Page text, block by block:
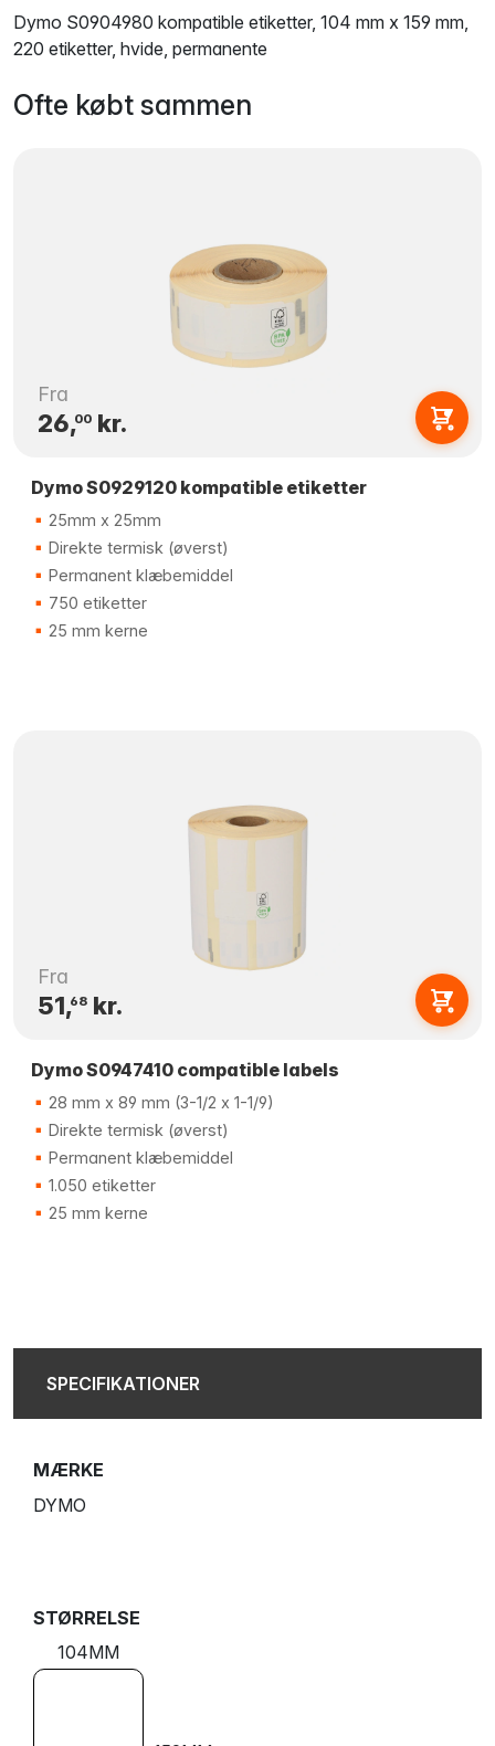
Dymo S0904980 kompatible etiketter, 104 mm x 159 mm,
220 etiketter, hvide, permanente
Ofte købt sammen
Fra
26,00kr.
Dymo S0929120 kompatible etiketter
25mm x 25mm
Direkte termisk (øverst)
Permanent klæbemiddel
750 etiketter
25 mm kerne
Fra
51,68kr.
Dymo S0947410 compatible labels
28 mm x 89 mm (3-1/2 x 1-1/9)
Direkte termisk (øverst)
Permanent klæbemiddel
1.050 etiketter
25 mm kerne
SPECIFIKATIONER
MÆRKE
DYMO
STØRRELSE
104MM